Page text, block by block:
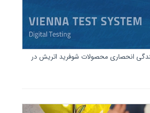
انحصاری محصولات شوفرید اتریش در